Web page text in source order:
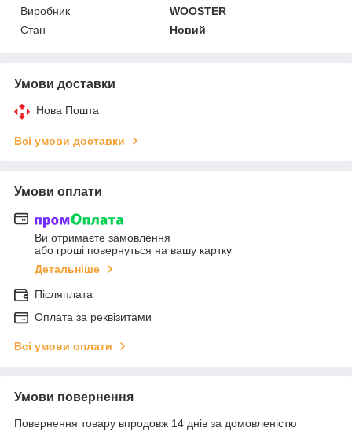
Виробник
WOOSTER
Стан
Новий
Умови доставки
Нова Пошта
Всі умови доставки
Умови оплати
Ви отримаєте замовлення
або гроші повернуться на вашу картку
Детальніше
Післяплата
Оплата за реквізитами
Всі умови оплати
Умови повернення
Повернення товару впродовж 14 днів за домовленістю